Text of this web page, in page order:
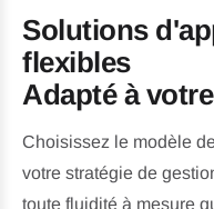
Solutions
flexibles
Adapté à
Choisissez le modèle
votre stratégie de
toute fluidité à mesure